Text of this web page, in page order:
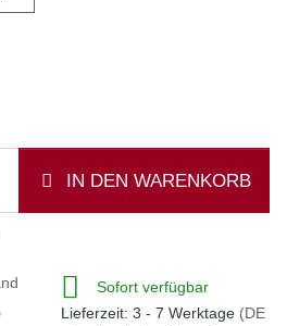
IN DEN WARENKORB
Sofort verfügbar
Lieferzeit: 3 - 7 Werktage (DE